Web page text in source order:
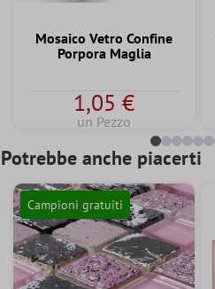
Mosaico Vetro Confine
Porpora Maglia
1,05 €
un Pezzo
Potrebbe anche piacerti
Campioni gratuiti